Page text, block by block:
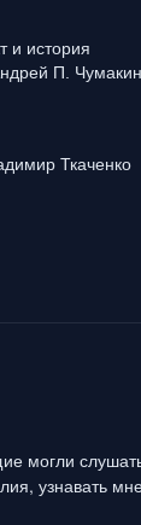
и история
П. Чумакин
Ткаченко
могли
узнавать